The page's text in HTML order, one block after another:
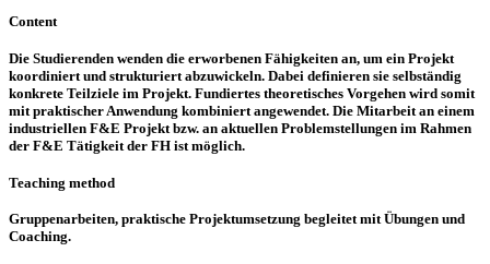
Content
Die Studierenden wenden die erworbenen Fähigkeiten an, um ein Projekt
koordiniert und strukturiert abzuwickeln. Dabei definieren sie selbständig
konkrete Teilziele im Projekt. Fundiertes theoretisches Vorgehen wird somit
mit praktischer Anwendung kombiniert angewendet. Die Mitarbeit an einem
industriellen F&E Projekt bzw. an aktuellen Problemstellungen im Rahmen
der F&E Tätigkeit der FH ist möglich.
Teaching method
Gruppenarbeiten, praktische Projektumsetzung begleitet mit Übungen und
Coaching.